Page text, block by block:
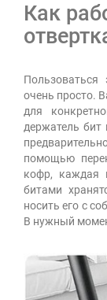
Как
очень просто.
для
держатель
помощью
кофр, каждая
битами
носить его с
В нужный